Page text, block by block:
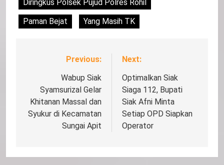
Diringkus Polsek Pujud Polres Rohil
Paman Bejat
Yang Masih TK
NavigasiPrevious:
Wabup Siak
Syamsurizal Gelar
Khitanan Massal dan
Syukur di Kecamatan
Sungai Apit
Next:
Optimalkan Siak
Siaga 112, Bupati
Siak Afni Minta
Setiap OPD Siapkan
Operator